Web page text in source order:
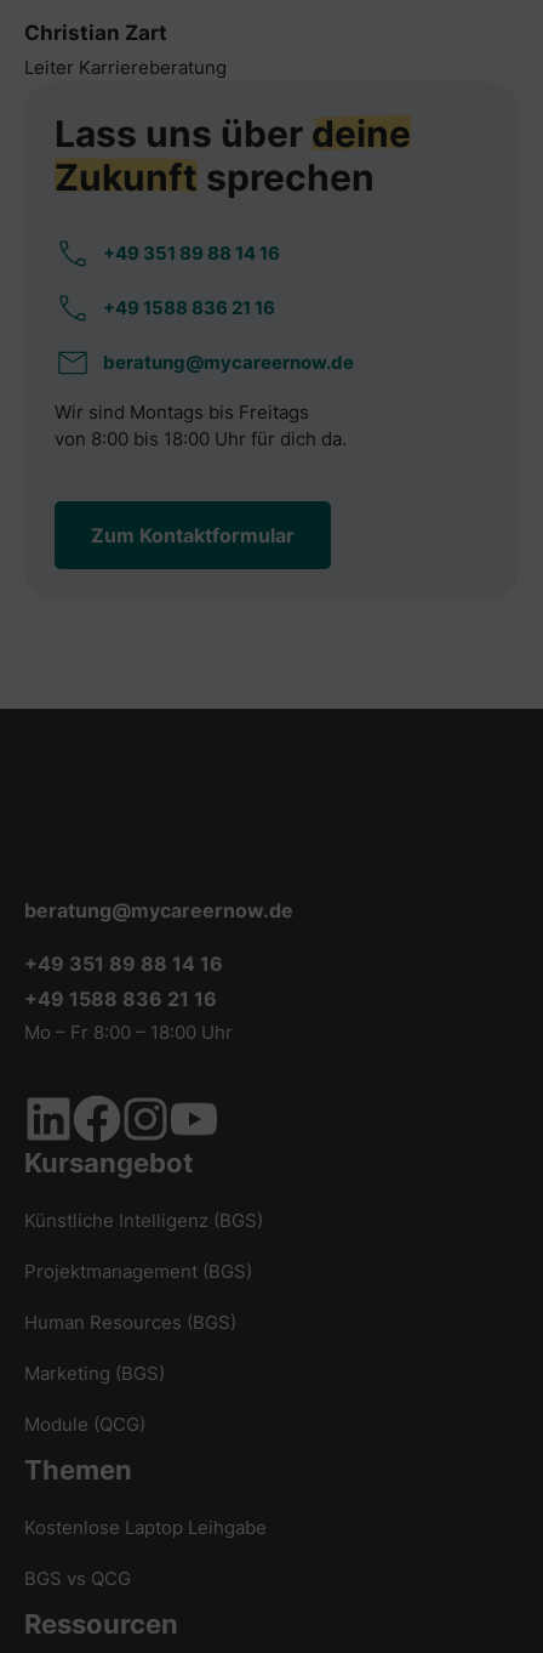
Christian Zart
Leiter Karriereberatung
Lass uns über deine
Zukunft sprechen
+49 351 89 88 14 16
+49 1588 836 21 16
beratung@mycareernow.de
Wir sind Montags bis Freitags
von 8:00 bis 18:00 Uhr für dich da.
Zum Kontaktformular
beratung@mycareernow.de
+49 351 89 88 14 16
+49 1588 836 21 16
Mo – Fr 8:00 – 18:00 Uhr
Kursangebot
Künstliche Intelligenz (BGS)
Projektmanagement (BGS)
Human Resources (BGS)
Marketing (BGS)
Module (QCG)
Themen
Kostenlose Laptop Leihgabe
BGS vs QCG
Ressourcen